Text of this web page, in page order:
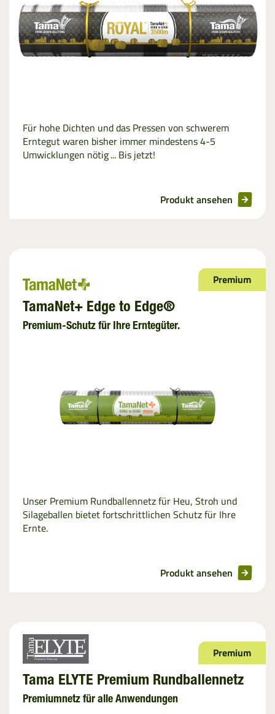
Netzersatzfolie
Für hohe Dichten und das Pressen von schwerem
Erntegut waren bisher immer mindestens 4-5
Umwicklungen nötig ... Bis jetzt!
Produkt ansehen
Premium
TamaNet+ Edge to Edge®
Premium-Schutz für Ihre Erntegüter.
Unser Premium Rundballennetz für Heu, Stroh und
Silageballen bietet fortschrittlichen Schutz für Ihre
Ernte.
Produkt ansehen
Premium
Tama ELYTE Premium Rundballennetz
Premiumnetz für alle Anwendungen